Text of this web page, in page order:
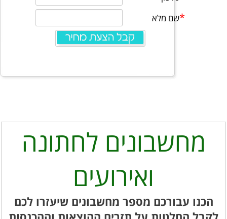
מחשבונים לחתונה
ואירועים
הכנו עבורכם מספר מחשבונים שיעזרו לכם